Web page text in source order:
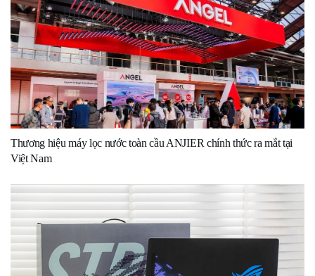
Thương hiệu máy lọc nước toàn cầu ANJIER chính thức ra mắt tại
Việt Nam